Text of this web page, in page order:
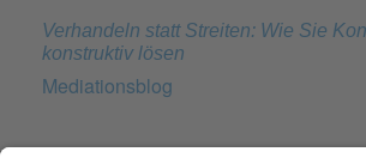
Verhandeln statt Streiten: Wie Sie
konstruktiv lösen
Mediationsblog